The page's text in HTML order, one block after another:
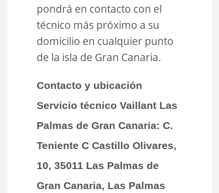
pondrá en contacto con el
técnico más próximo a su
domicilio en cualquier punto
de la isla de Gran Canaria.
Contacto y ubicación
Servicio técnico Vaillant Las
Palmas de Gran Canaria: C.
Teniente C Castillo Olivares,
10, 35011 Las Palmas de
Gran Canaria, Las Palmas